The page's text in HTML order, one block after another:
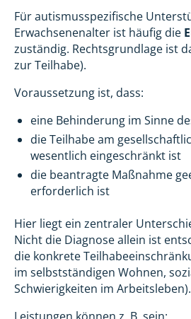
Für autismusspezifische
Erwachsenenalter ist häufig die
zuständig. Rechtsgrundlage ist
zur Teilhabe).
Voraussetzung ist, dass:
eine Behinderung im Sinne
die Teilhabe am
wesentlich eingeschränkt ist
die beantragte Maßnahme
erforderlich ist
Hier liegt ein zentraler
Nicht die Diagnose allein ist
die konkrete
im selbstständigen Wohnen,
Schwierigkeiten im Arbeitsleben).